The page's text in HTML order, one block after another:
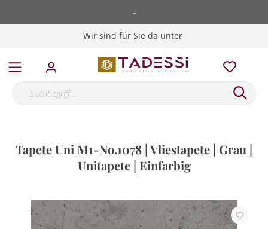
-
Wir sind für Sie da unter
Tapete Uni M1-No.1078 | Vliestapete | Grau |
Unitapete | Einfarbig